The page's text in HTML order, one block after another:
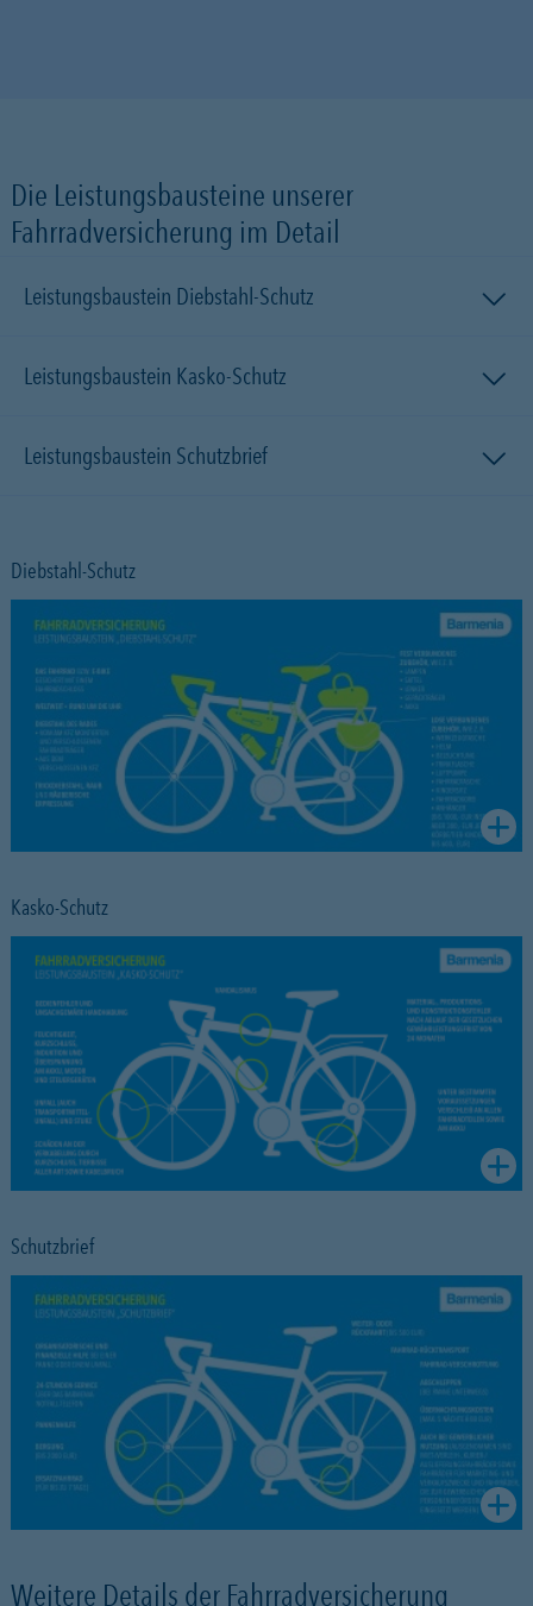
Die Leistungsbausteine unserer
Fahrradversicherung im Detail
Leistungsbaustein Diebstahl-Schutz
Leistungsbaustein Kasko-Schutz
Leistungsbaustein Schutzbrief
Diebstahl-Schutz
Kasko-Schutz
Schutzbrief
Weitere Details der Fahrradversicherung